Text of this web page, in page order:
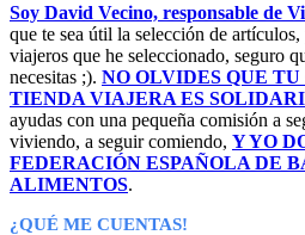
Soy David Vecino, responsable de
que te sea útil la selección de
viajeros que he seleccionado, seguro
necesitas ;). NO OLVIDES QUE
TIENDA VIAJERA ES
ayudas con una pequeña comisión a
viviendo, a seguir comiendo, Y YO
FEDERACIÓN ESPAÑOLA DE
ALIMENTOS.
¿QUÉ ME CUENTAS!